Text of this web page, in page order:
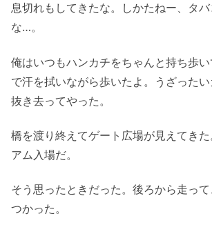
息切れもしてきたな。しかたねー、タ
な…。
俺はいつもハンカチをちゃんと持ち歩
で汗を拭いながら歩いたよ。うざった
抜き去ってやった。
橋を渡り終えてゲート広場が見えてき
アム入場だ。
そう思ったときだった。後ろから走っ
つかった。